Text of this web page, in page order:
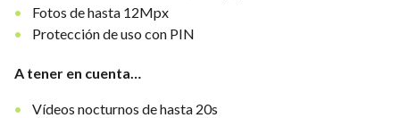
Fotos de hasta 12Mpx
Protección de uso con PIN
A tener en cuenta…
Vídeos nocturnos de hasta 20s